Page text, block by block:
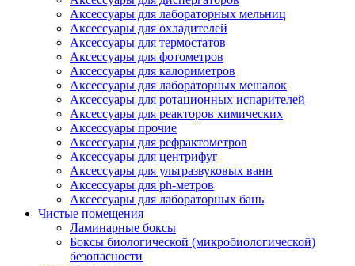
Аксессуары для лабораторных мельниц
Аксессуары для охладителей
Аксессуары для термостатов
Аксессуары для фотометров
Аксессуары для калориметров
Аксессуары для лабораторных мешалок
Аксессуары для ротационных испарителей
Аксессуары для реакторов химических
Аксессуары прочие
Аксессуары для рефрактометров
Аксессуары для центрифуг
Аксессуары для ультразвуковых ванн
Аксессуары для ph-метров
Аксессуары для лабораторных бань
Чистые помещения
Ламинарные боксы
Боксы биологической (микробиологической)
безопасности